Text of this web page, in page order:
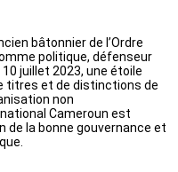
bâtonnier de l’Ordre
politique, défenseur
juillet 2023, une étoile
titres et de distinctions de
non
Cameroun est
de la bonne gouvernance et